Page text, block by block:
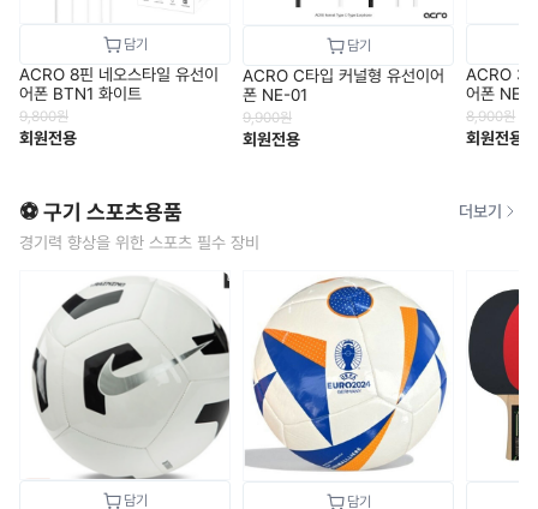
ACRO 8핀 네오스타일 유선이
어폰 BTN1 화이트
9,800원
회원전용
ACRO C타입 커널형 유선이어
폰 NE-01
9,900원
회원전용
ACRO
어폰 NE-
8,900원
회원전용
⚽ 구기 스포츠용품
경기력 향상을 위한 스포츠 필수 장비
더보기